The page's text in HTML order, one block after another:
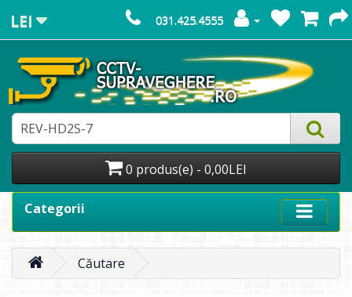
LEI 031.425.4555
0 produs(e) - 0,00LEI
Categorii
Căutare